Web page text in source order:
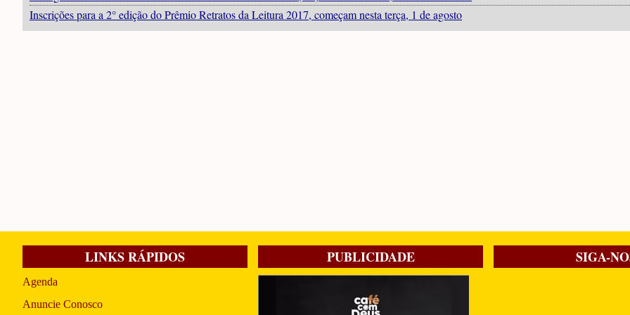
Inscrições para a 2° edição do Prêmio Retratos da Leitura 2017, começam nesta terça, 1 de agosto
LINKS RÁPIDOS
Agenda
Anuncie Conosco
PUBLICIDADE SIGA-